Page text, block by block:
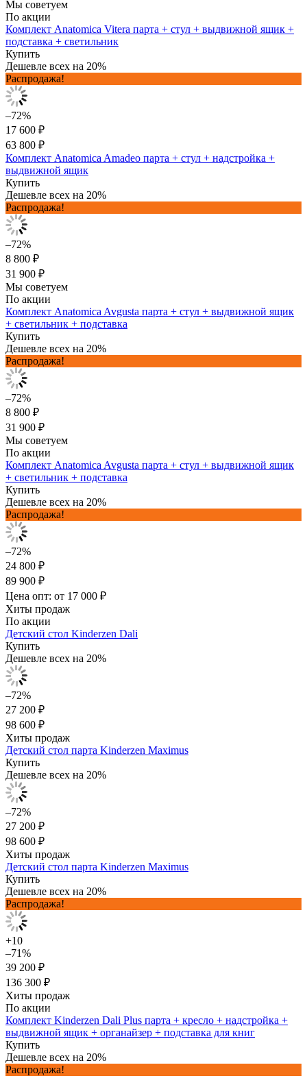
Мы советуем
По акции
Комплект Anatomica Vitera парта + стул + выдвижной ящик +
подставка + светильник
Купить
Дешевле всех на 20%
Распродажа!
–72%
17 600 ₽
63 800 ₽
Комплект Anatomica Amadeo парта + стул + надстройка +
выдвижной ящик
Купить
Дешевле всех на 20%
Распродажа!
–72%
8 800 ₽
31 900 ₽
Мы советуем
По акции
Комплект Anatomica Avgusta парта + стул + выдвижной ящик
+ светильник + подставка
Купить
Дешевле всех на 20%
Распродажа!
–72%
8 800 ₽
31 900 ₽
Мы советуем
По акции
Комплект Anatomica Avgusta парта + стул + выдвижной ящик
+ светильник + подставка
Купить
Дешевле всех на 20%
Распродажа!
–72%
24 800 ₽
89 900 ₽
Цена опт: от 17 000 ₽
Хиты продаж
По акции
Детский стол Kinderzen Dali
Купить
Дешевле всех на 20%
–72%
27 200 ₽
98 600 ₽
Хиты продаж
Детский стол парта Kinderzen Maximus
Купить
Дешевле всех на 20%
–72%
27 200 ₽
98 600 ₽
Хиты продаж
Детский стол парта Kinderzen Maximus
Купить
Дешевле всех на 20%
Распродажа!
+10
–71%
39 200 ₽
136 300 ₽
Хиты продаж
По акции
Комплект Kinderzen Dali Plus парта + кресло + надстройка +
выдвижной ящик + органайзер + подставка для книг
Купить
Дешевле всех на 20%
Распродажа!